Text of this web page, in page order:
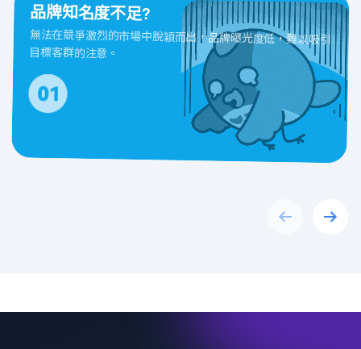
品牌知名度不足?
無法在競爭激烈的市場中脫穎而出，品牌曝光度低，難以吸引
目標客群的注意。
PreviousNext